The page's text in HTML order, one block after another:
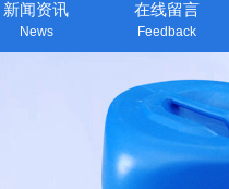
新闻资讯
News
在线留言
Feedback